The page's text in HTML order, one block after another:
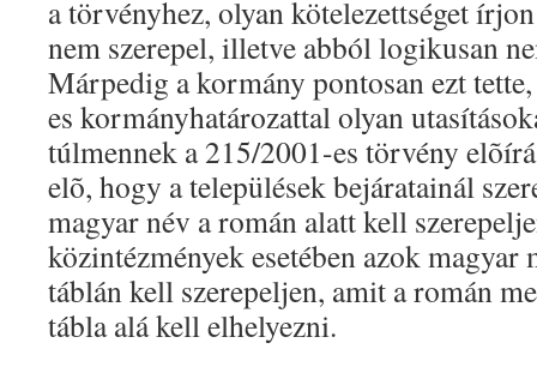
a törvényhez, olyan kötelezettséget
nem szerepel, illetve abból logikusan
Márpedig a kormány pontosan ezt
es kormányhatározattal olyan
túlmennek a 215/2001-es törvény
elõ, hogy a települések bejáratainál
magyar név a román alatt kell
közintézmények esetében azok magyar
táblán kell szerepeljen, amit a román
tábla alá kell elhelyezni.